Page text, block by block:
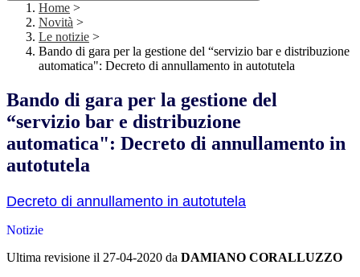
Home >
Novità >
Le notizie >
Bando di gara per la gestione del “servizio bar e distribuzione
automatica": Decreto di annullamento in autotutela
Bando di gara per la gestione del
“servizio bar e distribuzione
automatica": Decreto di annullamento in
autotutela
Decreto di annullamento in autotutela
Notizie
Ultima revisione il 27-04-2020 da DAMIANO CORALLUZZO